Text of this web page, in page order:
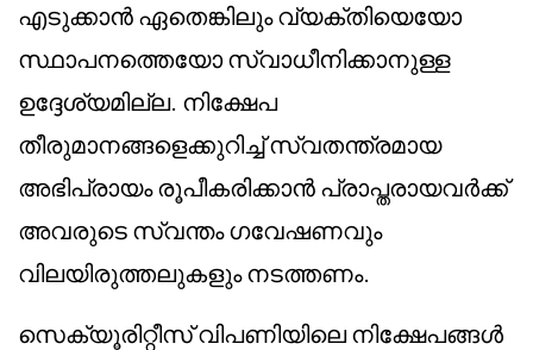
എടുക്കാൻ ഏതെങ്കിലും വ്യക്തിയെയോ
സ്ഥാപനത്തെയോ സ്വാധീനിക്കാനുള്ള
ഉദ്ദേശ്യമില്ല. നിക്ഷേപ
തീരുമാനങ്ങളെക്കുറിച്ച് സ്വതന്ത്രമായ
അഭിപ്രായം രൂപീകരിക്കാൻ പ്രാപ്തരായവർക്ക്
അവരുടെ സ്വന്തം ഗവേഷണവും
വിലയിരുത്തലുകളും നടത്തണം.
സെക്യൂരിറ്റീസ് വിപണിയിലെ നിക്ഷേപങ്ങൾ